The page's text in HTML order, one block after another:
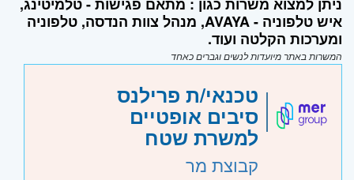
איש טלפוניה - AVAYA, מנהל צוות הנדסה, טלפוניה
ומערכות הקלטה ועוד.
המשרות באתר מיועדות לנשים וגברים כאחד
טכנאי/ת פרילנס
סיבים אופטיים
למשרת שטח
קבוצת מר